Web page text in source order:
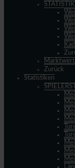
Zurück
Statistiken